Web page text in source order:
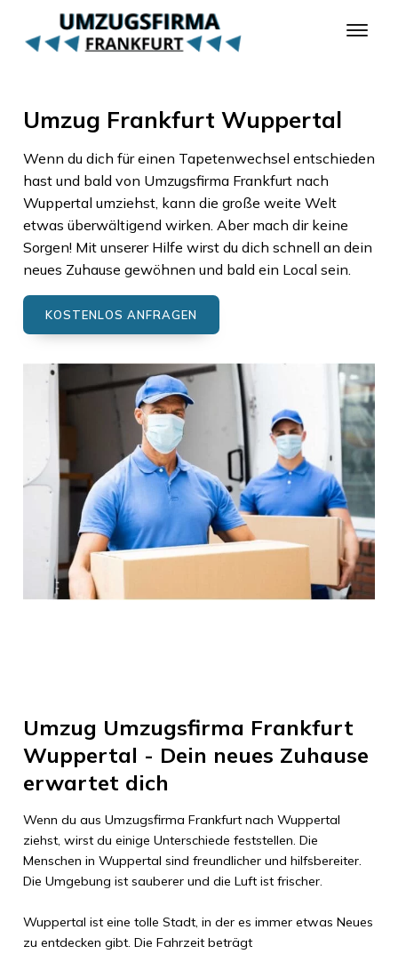
Umzug Frankfurt Wuppertal
Wenn du dich für einen Tapetenwechsel entschieden
hast und bald von Umzugsfirma Frankfurtnach
Wuppertal umziehst, kann die große weite Welt
etwas überwältigend wirken. Aber mach dir keine
Sorgen! Mit unserer Hilfe wirst du dich schnell an dein
neues Zuhause gewöhnen und bald ein Local sein.
KOSTENLOS ANFRAGEN
Umzug Umzugsfirma Frankfurt
Wuppertal - Dein neues Zuhause
erwartet dich
Wenn du aus Umzugsfirma Frankfurtnach Wuppertal
ziehst, wirst du einige Unterschiede feststellen. Die
Menschen in Wuppertal sind freundlicher und hilfsbereiter.
Die Umgebung ist sauberer und die Luft ist frischer.
Wuppertal ist eine tolle Stadt, in der es immer etwas Neues
zu entdecken gibt. Die Fahrzeit beträgt